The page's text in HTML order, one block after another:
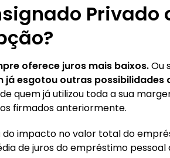
Privado
oferece juros mais baixos.Ou
já esgotou outras possibilidades
quem já utilizou toda a sua
firmados anteriormente.
do impacto no valor total do
de juros do empréstimo pessoal